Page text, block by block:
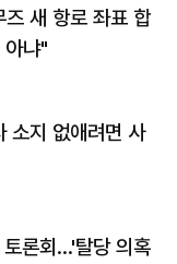
즈 새 항로 좌표 합
냐"
소지 없애려면 사
론회…'탈당 의혹